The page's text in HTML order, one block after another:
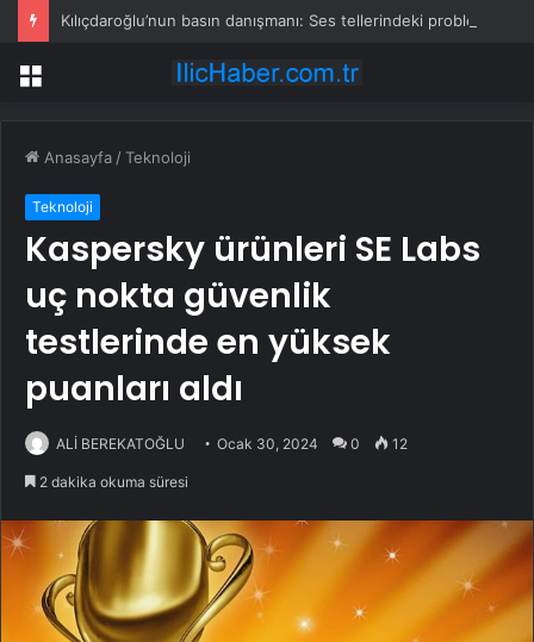
Menü
Anasayfa /Teknoloji
Teknoloji
Kaspersky ürünleri SE Labs
uç nokta güvenlik
testlerinde en yüksek
puanları aldı
ALİ BEREKATOĞLU Ocak 30, 2024 0 12
2 dakika okuma süresi